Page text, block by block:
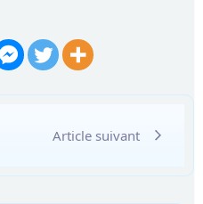
Article suivant